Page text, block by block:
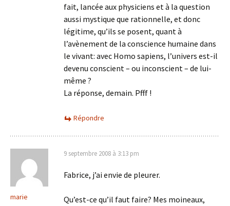
fait, lancée aux physiciens et à la question
aussi mystique que rationnelle, et donc
légitime, qu’ils se posent, quant à
l’avènement de la conscience humaine dans
le vivant: avec Homo sapiens, l’univers est-il
devenu conscient – ou inconscient – de lui-
même ?
La réponse, demain. Pfff !
Répondre
marie
9 septembre 2008 à 3:13 pm
Fabrice, j’ai envie de pleurer.
Qu’est-ce qu’il faut faire? Mes moineaux,